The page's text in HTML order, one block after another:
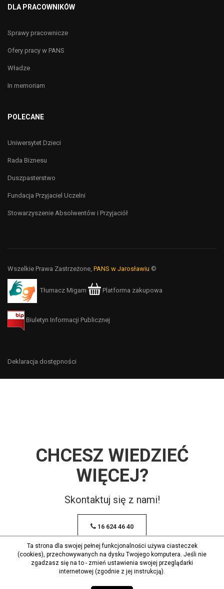
DLA PRACOWNIKÓW
Sprawy pracownicze
Ofery pracy w PANS
Władze
In memoriam
POLECANE
Uniwersytet Dzieci
Rada Biznesu
Duszpasterstwo
Fundacja Przyjaciel Uczelni
Stowarzyszenie Absolwentów i Przyjaciół
Wszelkie Prawa Zastrzeżone, PANS w Jarosławiu ©
Tłumacz Migam Platforma zakupowa
Biuletyn Informacji Publicznej
Deklaracja dostępności
CHCESZ WIEDZIEĆ
WIĘCEJ?
Skontaktuj się z nami!
16 624 46 40
Ta strona dla swojej pełnej funkcjonalności używa ciasteczek
(cookies), przechowywanych na dysku Twojego komputera. Jeśli nie
zgadzasz się na to - zmień ustawienia swojej przeglądarki
internetowej (zgodnie z jej instrukcją).